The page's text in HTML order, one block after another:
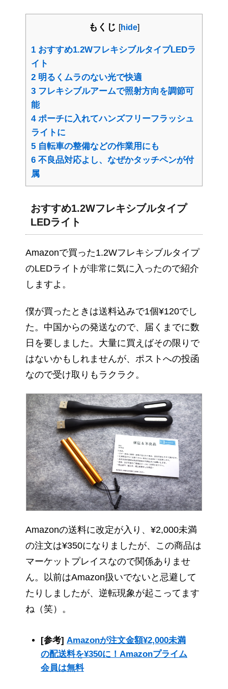
もくじ [hide]
1 おすすめ1.2WフレキシブルタイプLEDラ
イト
2 明るくムラのない光で快適
3 フレキシブルアームで照射方向を調節可
能
4ポーチに入れてハンズフリーフラッシュ
ライトに
5 自転車の整備などの作業用にも
6 不良品対応よし、なぜかタッチペンが付
属
おすすめ1.2Wフレキシブルタイプ
LEDライト
Amazonで買った1.2Wフレキシブルタイプ
のLEDライトが非常に気に入ったので紹介
しますよ。
僕が買ったときは送料込みで1個¥120でし
た。中国からの発送なので、届くまでに数
日を要しました。大量に買えばその限りで
はないかもしれませんが、ポストへの投函
なので受け取りもラクラク。
Amazonの送料に改定が入り、¥2,000未満
の注文は¥350になりましたが、この商品は
マーケットプレイスなので関係ありませ
ん。以前はAmazon扱いでないと忌避して
たりしましたが、逆転現象が起こってます
ね（笑）。
[参考] Amazonが注文金額¥2,000未満
の配送料を¥350に！Amazonプライム
会員は無料